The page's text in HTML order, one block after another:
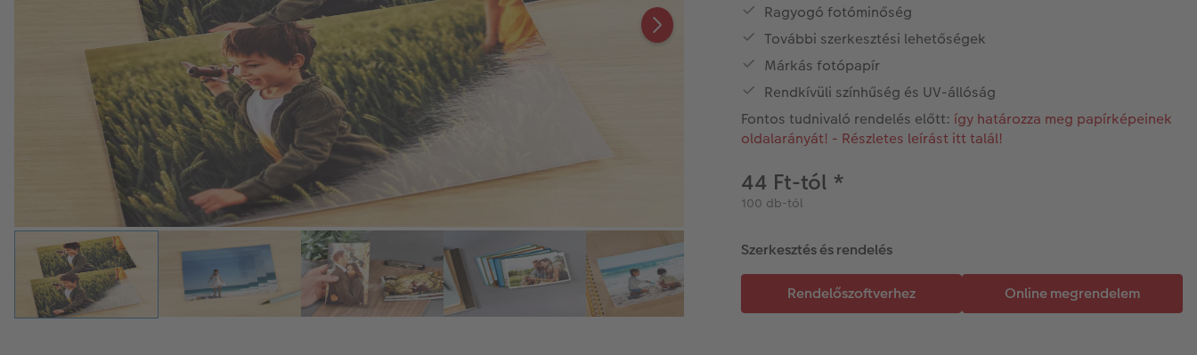
Ragyogó fotóminőség
További szerkesztési lehetőségek
Márkás fotópapír
Rendkívüli színhűség és UV-állóság
Fontos tudnivaló rendelés előtt: így határozza meg papírképeinek
oldalarányát! - Részletes leírást itt talál!
44 Ft-tól *
100 db-tól
Szerkesztés és rendelés